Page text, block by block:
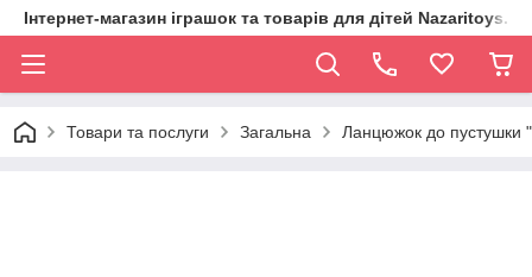
Інтернет-магазин іграшок та товарів для дітей
Товари та послуги Загальна Ланцюжок до пустушки